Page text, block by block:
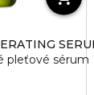
pleťové sérum